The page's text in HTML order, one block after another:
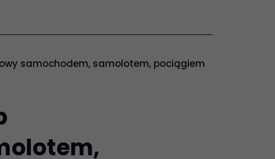
samochodem, samolotem, pociągiem?